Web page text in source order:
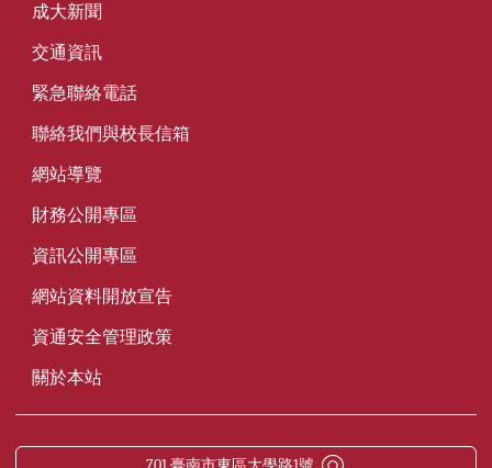
成大新聞
交通資訊
緊急聯絡電話
聯絡我們與校長信箱
網站導覽
財務公開專區
資訊公開專區
網站資料開放宣告
資通安全管理政策
關於本站